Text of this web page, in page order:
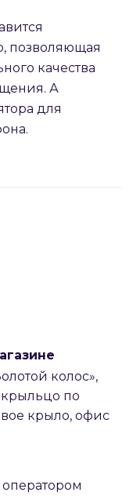
позволяющая
качества
А
для
колос»,
крыльцо по
крыло, офис
оператором